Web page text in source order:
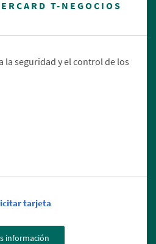
T-NEGOCIOS
la seguridad y el control de los
tarjeta
información